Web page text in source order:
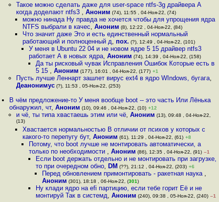
Такое можно сделать даже для user-space ntfs-3g драйвера А
когда доделают ntfs3 , Аноним (74), 11:55 , 04-Ноя-22, (74)
можно нинада Ну правда не хочется чтобы для упрощения ядра
NTFS выбрали в качес, Аноним (8), 12:22 , 04-Ноя-22, (84)
Что значит даже Это и есть единственный нормальный
работающий и полноценный д, пох. (?), 12:49 , 04-Ноя-22, (101)
У меня в Ubuntu 22 04 и не новом ядре 5 15 драйвер ntfs3
работает А в новых ядра,Аноним (74), 14:39 , 04-Ноя-22, (158)
Да ты рисковый чувак Исправления Ошибок Которые есть в
5 15 , Аноним (177), 16:01 , 04-Ноя-22, (177) +1
Пусть лучше Леннарт зашлет вирус ext4 в ядро WIndows, бугага,
Деанонимус(?), 11:53 , 05-Ноя-22, (253)
В чём предложение-то У меня вообще boot -- это часть Или Лёнька
обнаружил, чт,Аноним (10), 09:46 , 04-Ноя-22, (10) +12
и чё, ты типа хвастаешь этим или чё, Аноним (13), 09:48 , 04-Ноя-22,
(13)
Хвастается нормальностью В отличии от психов у которых с
какого-то перепугу бут, Аноним (61), 11:29 , 04-Ноя-22, (61) +8
Потому, что boot лучше не монтировать автоматически, а
только по необходимости ,Аноним (86), 12:35 , 04-Ноя-22, (91) –1
Если boot держать отдельно и не монтировать при загрузке,
то при очередном обно, DM (??), 21:12 , 04-Ноя-22, (203) +6
Перед обновлением примонтировать - ракетная наука ,
Аноним (301), 18:18 , 06-Ноя-22, (301)
Ну клади ядро на efi партицию, если тебе горит Её и не
монтируй Так в системд, Аноним (240), 09:38 , 05-Ноя-22, (240) –1